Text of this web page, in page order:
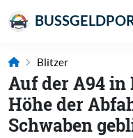
Blitzer
Auf der A94
Höhe der
Schwaben